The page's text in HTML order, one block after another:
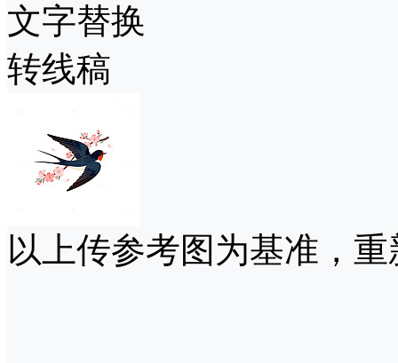
文字替换
转线稿
以上传参考图为基准，